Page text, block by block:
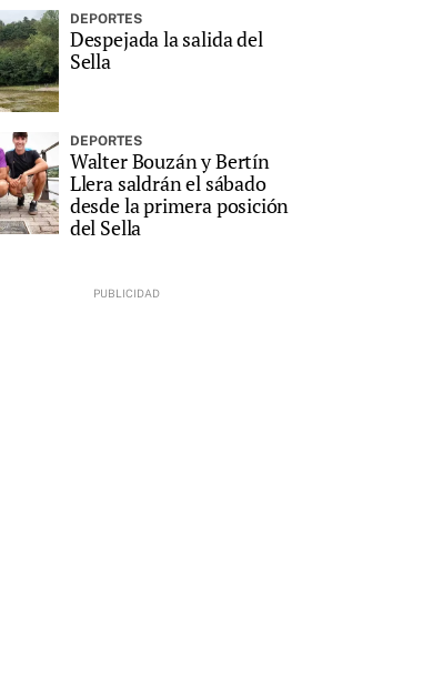
DEPORTES
Despejada la salida del
Sella
DEPORTES
Walter Bouzán y Bertín
Llera saldrán el sábado
desde la primera posición
del Sella